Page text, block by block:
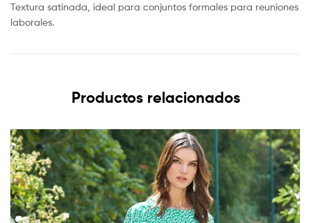
Textura satinada, ideal para conjuntos formales para reuniones
laborales.
Productos relacionados